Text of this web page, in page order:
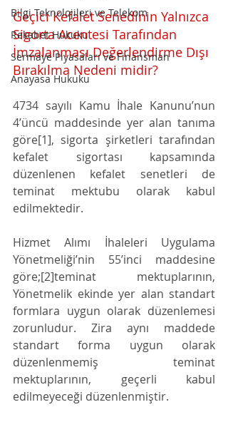
Bilgi Teknolojileri ve Telekom
Rekabet Hukuku
Sermaye Piyasaları ve Finansman
Anayasa Hukuku
Geçici Kefalet Senedinin Yalnızca
Sigorta Acentesi Tarafından
İmzalanması Değerlendirme Dışı
Bırakılma Nedeni midir?
4734 sayılı Kamu İhale Kanunu’nun
4’üncü maddesinde yer alan tanıma
göre[1], sigorta şirketleri tarafından
kefalet sigortası kapsamında
düzenlenen kefalet senetleri de
teminat mektubu olarak kabul
edilmektedir.
Hizmet Alımı İhaleleri Uygulama
Yönetmeliği’nin 55’inci maddesine
göre;[2]teminat mektuplarının,
Yönetmelik ekinde yer alan standart
formlara uygun olarak düzenlemesi
zorunludur. Zira aynı maddede
standart forma uygun olarak
düzenlenmemiş teminat
mektuplarının, geçerli kabul
edilmeyeceği düzenlenmiştir.